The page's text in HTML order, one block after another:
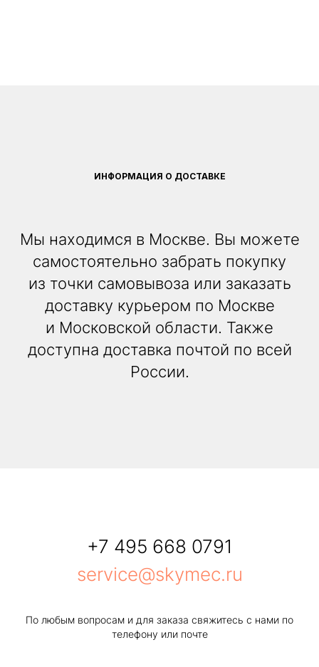
ИНФОРМАЦИЯ О ДОСТАВКЕ
Мы находимся в Москве. Вы можете
самостоятельно забрать покупку
из точки самовывоза или заказать
доставку курьером по Москве
и Московской области. Также
доступна доставка почтой по всей
России.
+7 495 668 0791
service@skymec.ru
По любым вопросам и для заказа свяжитесь с нами по
телефону или почте